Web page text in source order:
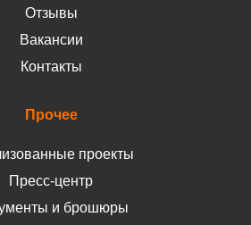
Отзывы
Вакансии
Контакты
Прочее
проекты
Пресс-центр
и брошюры